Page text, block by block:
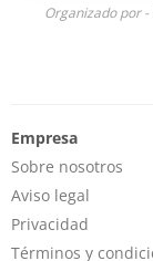
Organizado por
Empresa
Sobre nosotros
Aviso legal
Privacidad
Términos y